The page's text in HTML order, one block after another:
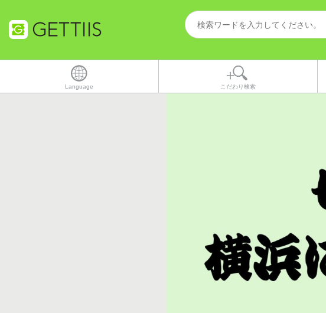
Language こだわり検索